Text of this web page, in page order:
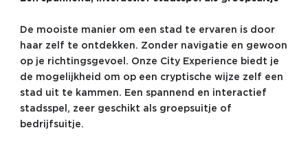
De mooiste manier om een stad te ervaren is door
haar zelf te ontdekken. Zonder navigatie en gewoon
op je richtingsgevoel. Onze City Experience biedt je
de mogelijkheid om op een cryptische wijze zelf een
stad uit te kammen. Een spannend en interactief
stadsspel, zeer geschikt als groepsuitje of
bedrijfsuitje.